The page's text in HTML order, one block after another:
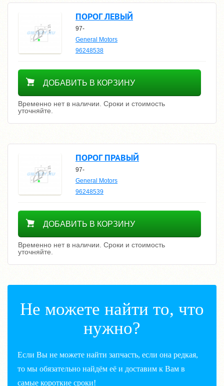
ПОРОГ ЛЕВЫЙ
97-
General Motors
96248538
Уточнить цену
ДОБАВИТЬ В КОРЗИНУ
Временно нет в наличии. Сроки и стоимость
уточняйте.
ПОРОГ ПРАВЫЙ
97-
General Motors
96248539
Уточнить цену
ДОБАВИТЬ В КОРЗИНУ
Временно нет в наличии. Сроки и стоимость
уточняйте.
Не можете найти то, что
нужно?
Если Вы не можете найти запчасть, если она редкая,
то мы обязательно найдём её и доставим к Вам в
самые короткие сроки!